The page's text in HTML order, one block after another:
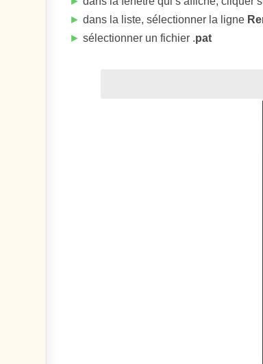
► dans la liste, sélectionner la ligne
► sélectionner un fichier .pat